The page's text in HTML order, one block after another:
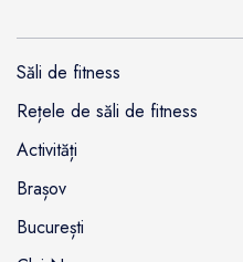
Săli de fitness
Rețele de săli de fitness
Activități
Brașov
București